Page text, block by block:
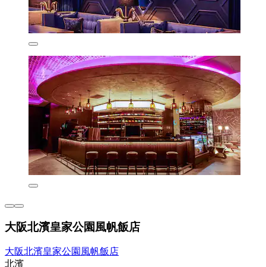
大阪北濱皇家公園風帆飯店
大阪北濱皇家公園風帆飯店
北濱